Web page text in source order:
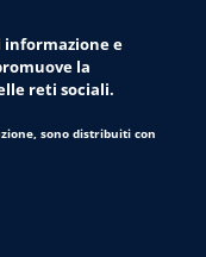
e
la
reti sociali.
sono distribuiti con